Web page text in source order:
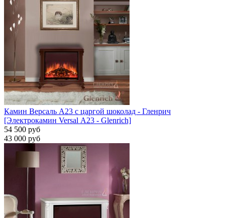
Камин Версаль A23 с царгой шоколад - Гленрич
[Электрокамин Versal А23 - Glenrich]
54 500 руб
43 000 руб